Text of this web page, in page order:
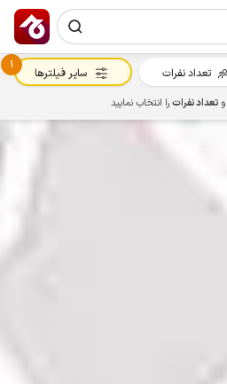
تعداد نفرات
1
سایر فیلترها
و تعداد نفراترا انتخاب نمایید